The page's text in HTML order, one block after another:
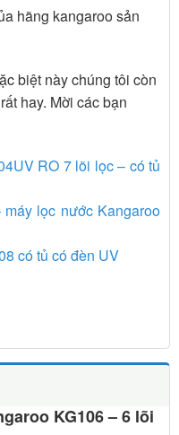
hãng kangaroo sản
biệt này chúng tôi còn
hay. Mời các bạn
RO 7 lõi lọc – có tủ
lọc nước Kangaroo
có tủ có đèn UV
KG106 – 6 lõi